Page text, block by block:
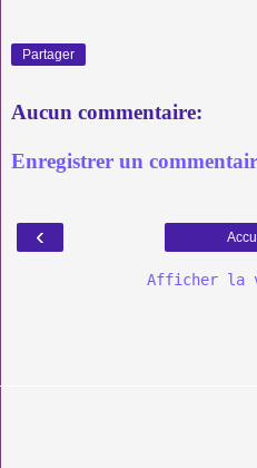
Partager
Aucun commentaire:
Enregistrer un
‹
Afficher la